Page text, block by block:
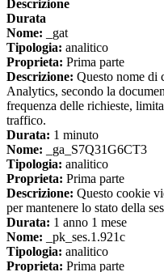
Descrizione
Durata
Nome: _gat
Tipologia: analitico
Proprieta: Prima parte
Descrizione: Questo nome di
Analytics, secondo la
frequenza delle richieste,
traffico.
Durata: 1 minuto
Nome: _ga_S7Q31G6CT3
Tipologia: analitico
Proprieta: Prima parte
Descrizione: Questo cookie
per mantenere lo stato della
Durata: 1 anno 1 mese
Nome: _pk_ses.1.921c
Tipologia: analitico
Proprieta: Prima parte